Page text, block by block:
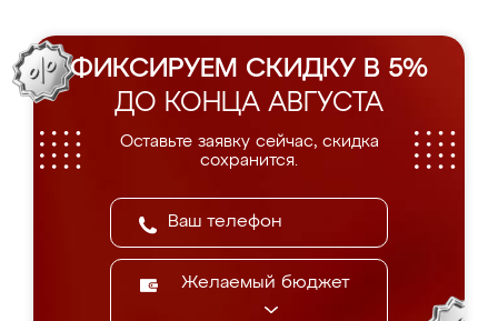
ФИКСИРУЕМ СКИДКУ В 5%
ДО КОНЦА АВГУСТА
Оставьте заявку сейчас, скидка
сохранится.
Желаемый бюджет